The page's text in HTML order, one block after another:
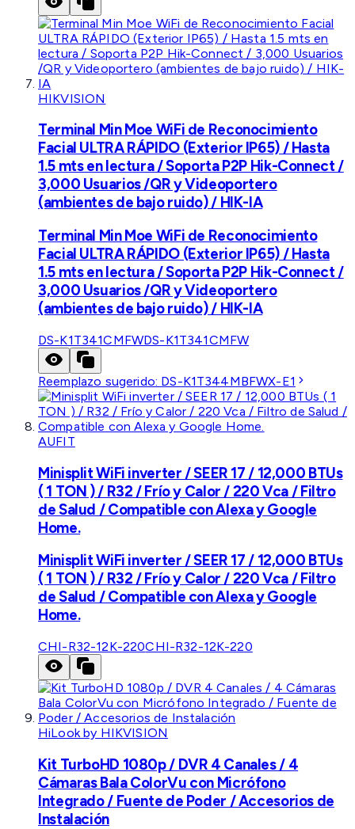
HIKVISION
Terminal Min Moe WiFi de Reconocimiento
Facial ULTRA RÁPIDO (Exterior IP65) / Hasta
1.5 mts en lectura / Soporta P2P Hik-Connect /
3,000 Usuarios /QR y Videoportero
(ambientes de bajo ruido) / HIK-IA
Terminal Min Moe WiFi de Reconocimiento
Facial ULTRA RÁPIDO (Exterior IP65) / Hasta
1.5 mts en lectura / Soporta P2P Hik-Connect /
3,000 Usuarios /QR y Videoportero
(ambientes de bajo ruido) / HIK-IA
DS-K1T341CMFWDS-K1T341CMFW
Reemplazo sugerido: DS-K1T344MBFWX-E1
AUFIT
Minisplit WiFi inverter / SEER 17 / 12,000 BTUs
( 1 TON ) / R32 / Frío y Calor / 220 Vca / Filtro
de Salud / Compatible con Alexa y Google
Home.
Minisplit WiFi inverter / SEER 17 / 12,000 BTUs
( 1 TON ) / R32 / Frío y Calor / 220 Vca / Filtro
de Salud / Compatible con Alexa y Google
Home.
CHI-R32-12K-220CHI-R32-12K-220
HiLook by HIKVISION
Kit TurboHD 1080p / DVR 4 Canales / 4
Cámaras Bala ColorVu con Micrófono
Integrado / Fuente de Poder / Accesorios de
Instalación